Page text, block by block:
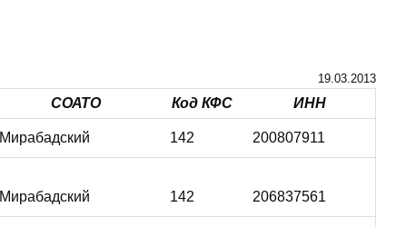
19.03.2013
СОАТО Код КФС ИНН
Мирабадский 142 200807911
Мирабадский 142 206837561